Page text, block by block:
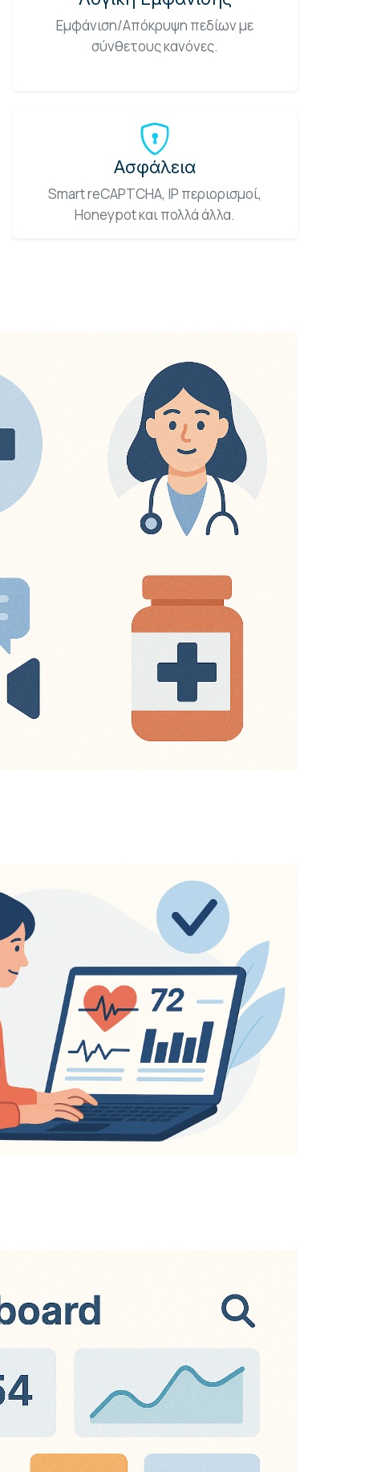
Εμφάνιση/Απόκρυψη πεδίων με
σύνθετους κανόνες.
Ασφάλεια
Smart reCAPTCHA, IP περιορισμοί,
Honeypot και πολλά άλλα.